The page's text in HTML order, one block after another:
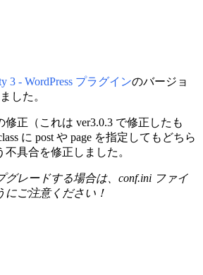
3 - WordPress プラグインのバージョ
した。
修正（これは ver3.0.3 で修正したも
に post や page を指定してもどちら
具合を修正しました。
レードする場合は、conf.ini ファイ
にご注意ください！